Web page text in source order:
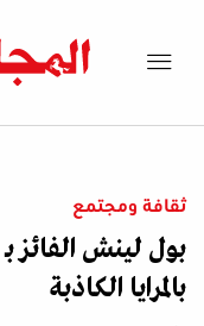
ثقافة ومجتمع
بول لينش الفائز
بالمرايا الكاذبة